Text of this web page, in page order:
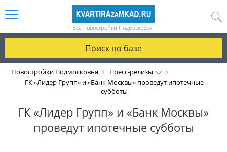
Все новостройки Подмосковья
Поиск по базе
Новостройки Подмосковья
Пресс-релизы
ГК «Лидер Групп» и «Банк Москвы» проведут ипотечные
субботы
ГК «Лидер Групп» и «Банк Москвы»
проведут ипотечные субботы